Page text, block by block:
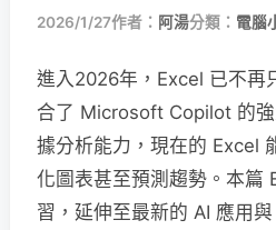
2026/1/27作者： 阿湯分類： 電腦
進入2026年，Excel 已不再
合了 Microsoft Copilot 的
據分析能力，現在的 Excel
化圖表甚至預測趨勢。本篇
習，延伸至最新的 AI 應用